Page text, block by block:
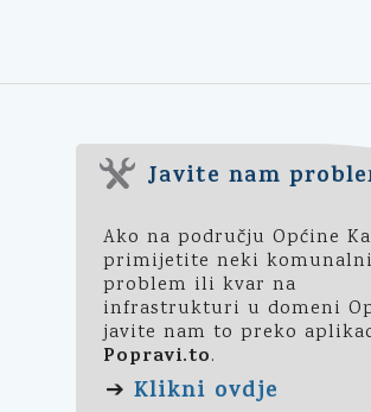
Javite nam
Ako na području Općine
primijetite neki komunalni
problem ili kvar na
infrastrukturi u domeni
javite nam to preko
Popravi.to.
➔ Klikni ovdje